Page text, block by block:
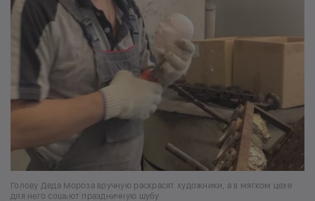
Голову Деда Мороза вручную раскрасят художники, а в мягком цехе
для него сошьют праздничную шубу